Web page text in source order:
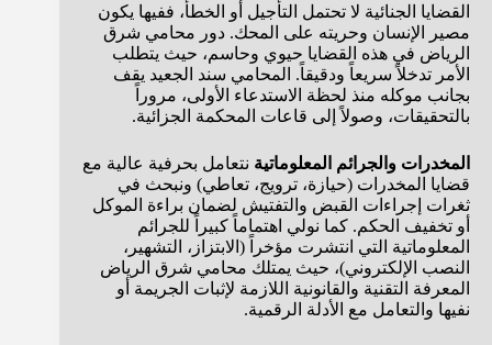
القضايا الجنائية لا تحتمل التأجيل أو الخطأ، ففيها يكون
مصير الإنسان وحريته على المحك. دور محامي شرق
الرياض في هذه القضايا حيوي وحاسم، حيث يتطلب
الأمر تدخلاً سريعاً ودقيقاً. المحامي سند الجعيد يقف
بجانب موكله منذ لحظة الاستدعاء الأولى، مروراً
بالتحقيقات، وصولاً إلى قاعات المحكمة الجزائية.
المخدرات والجرائم المعلوماتية نتعامل بحرفية عالية مع
قضايا المخدرات (حيازة، ترويج، تعاطي) ونبحث في
ثغرات إجراءات القبض والتفتيش لضمان براءة الموكل
أو تخفيف الحكم. كما نولي اهتماماً كبيراً للجرائم
المعلوماتية التي انتشرت مؤخراً (الابتزاز، التشهير،
النصب الإلكتروني)، حيث يمتلك محامي شرق الرياض
المعرفة التقنية والقانونية اللازمة لإثبات الجريمة أو
نفيها والتعامل مع الأدلة الرقمية.